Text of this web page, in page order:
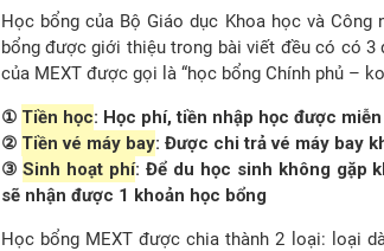
Học bổng của Bộ Giáo dục Khoa học và
bổng được giới thiệu trong bài viết đều có có 3
của MEXT được gọi là “học bổng Chính phủ –
① Tiền học: Học phí, tiền nhập học được miễn
② Tiền vé máy bay: Được chi trả vé máy bay
③Sinh hoạt phí: Để du học sinh không gặp
sẽ nhận được 1 khoản học bổng
Học bổng MEXT được chia thành 2 loại: loại